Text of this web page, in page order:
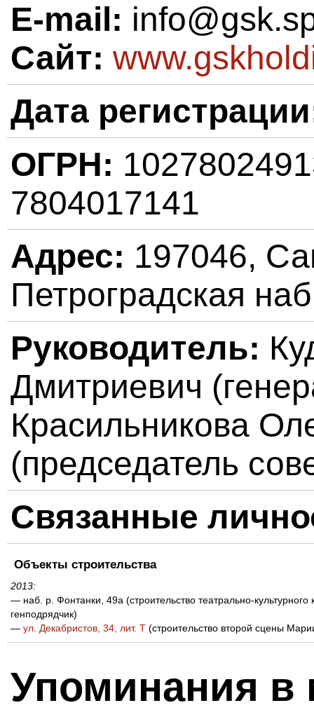
E-mail:
Сайт:
Дата
ОГРН:
7804017141
Адрес: 197046,
Петроградская
Руководитель:
Дмитриевич
Красильникова
(председатель
Связанные
Объекты строительства
2013:
— наб. р. Фонтанки, 49а (строительство театрально-
генподрядчик)
— ул. Декабристов, 34, лит. Т (строительство второй сцены
Упоминания в